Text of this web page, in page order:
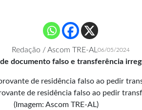
Redação / Ascom TRE-AL 06/05/2024
documento falso e transferência
de residência falso ao pedir
(Imagem: Ascom TRE-AL)